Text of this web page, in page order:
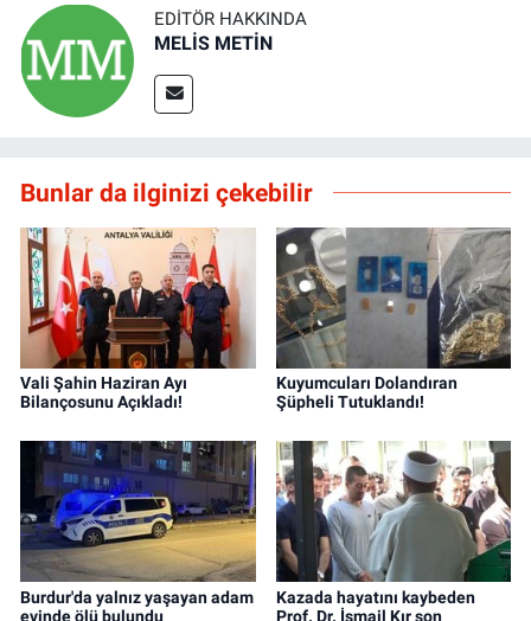
EDITÖR HAKKINDA
MELİS METİN
Bunlar da ilginizi çekebilir
Vali Şahin Haziran Ayı
Bilançosunu Açıkladı!
Kuyumcuları Dolandıran
Şüpheli Tutuklandı!
Burdur'da yalnız yaşayan adam
evinde ölü bulundu
Kazada hayatını kaybeden
Prof. Dr. İsmail Kır son